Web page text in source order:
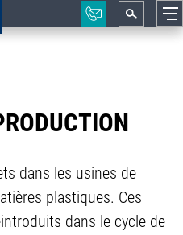
dans les usines de
plastiques. Ces
dans le cycle de